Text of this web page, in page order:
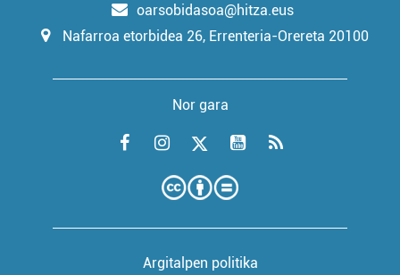
oarsobidasoa@hitza.eus
Nafarroa etorbidea 26, Errenteria-Orereta 20100
Nor gara
Argitalpen politika